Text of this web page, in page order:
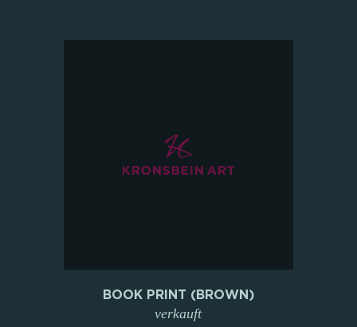
BOOK PRINT (BROWN)
verkauft